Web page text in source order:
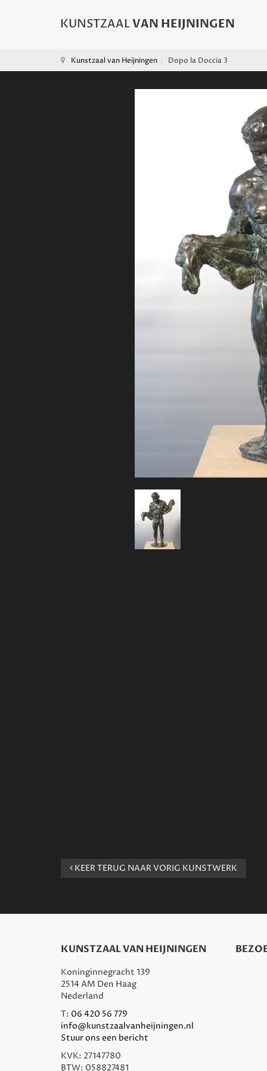
Kunstzaal van Heijningen Dopo la Doccia 3
KEER TERUG NAAR VORIG KUNSTWERK
KUNSTZAAL VAN HEIJNINGEN
Koninginnegracht 139
2514 AM Den Haag
Nederland
T: 06 420 56 779
info@kunstzaalvanheijningen.nl
Stuur ons een bericht
KVK: 27147780
BTW: 058827481